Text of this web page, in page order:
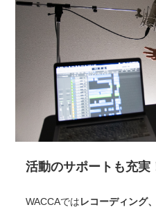
活動のサポートも充実
WACCAではレコーディング